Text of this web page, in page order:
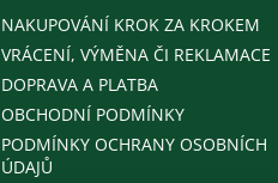
NAKUPOVÁNÍ KROK ZA KROKEM
VRÁCENÍ, VÝMĚNA ČI REKLAMACE
DOPRAVA A PLATBA
OBCHODNÍ PODMÍNKY
PODMÍNKY OCHRANY OSOBNÍCH
ÚDAJŮ